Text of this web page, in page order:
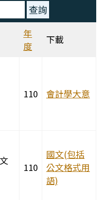
年
度
下載
110 會計學大意
110
國文(包括
公文格式用
語)